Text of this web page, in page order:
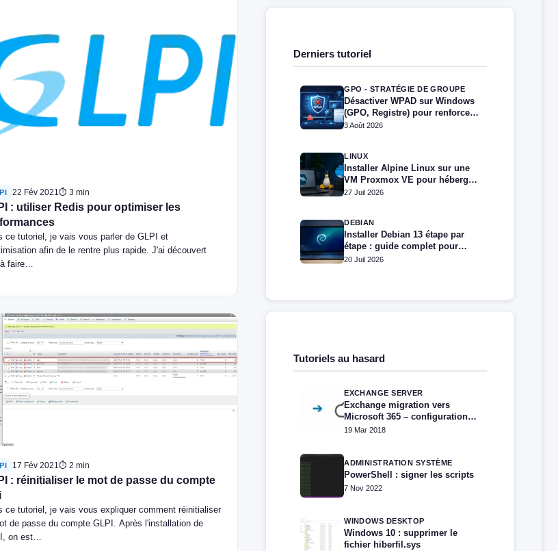
22 Fév 2021⏱ 3 min
: utiliser Redis pour optimiser les
ce tutoriel, je vais vous parler de GLPI et
afin de le rentre plus rapide. J'ai découvert
faire…
17 Fév 2021⏱ 2 min
: réinitialiser le mot de passe du compte
ce tutoriel, je vais vous expliquer comment réinitialiser
de passe du compte GLPI. Après l'installation de
on est…
Derniers tutoriel
GPO - STRATÉGIE DE GROUPE
Désactiver WPAD sur Windows
(GPO, Registre) pour renforcer
la sécurité
3 Août 2026
LINUX
Installer Alpine Linux sur une
VM Proxmox VE pour héberger
Docker et Docker Compose
27 Juil 2026
DEBIAN
Installer Debian 13 étape par
étape : guide complet pour
débutants et administrateurs
20 Juil 2026
Tutoriels au hasard
EXCHANGE SERVER
Exchange migration vers
Microsoft 365 – configuration
hybride minimale
19 Mar 2018
ADMINISTRATION SYSTÈME
PowerShell : signer les scripts
7 Nov 2022
WINDOWS DESKTOP
Windows 10 : supprimer le
fichier hiberfil.sys